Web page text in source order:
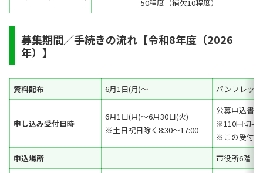
50程度（補欠10程度）
募集期間／手続きの流れ【令和8年度（2026
年）】
資料配布 6月1日(月)～ パンフレッ
申し込み受付日時
6月1日(月)～6月30日(火)
※土日祝日除く8:30～17:00
公募申込書
※110円切手
※この受付は
申込場所
市役所6階